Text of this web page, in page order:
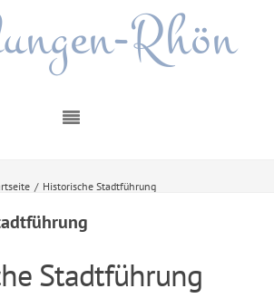
Rhön
/ Historische Stadtführung
Stadtführung